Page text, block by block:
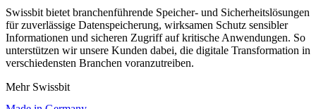
Swissbit bietet branchenführende Speicher- und Sicherheitslösungen
für zuverlässige Datenspeicherung, wirksamen Schutz sensibler
Informationen und sicheren Zugriff auf kritische Anwendungen. So
unterstützen wir unsere Kunden dabei, die digitale Transformation in
verschiedensten Branchen voranzutreiben.
Mehr Swissbit